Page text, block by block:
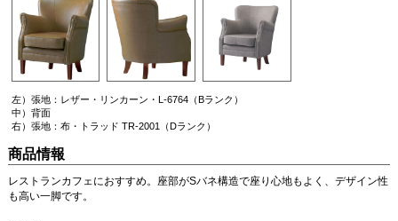
左）張地：レザー・リンカーン・L-6764（Bランク）
中）背面
右）張地：布・トラッド TR-2001（Dランク）
商品情報
レストランカフェにおすすめ。座部がSバネ構造で座り心地もよく、デザイン性
も高い一脚です。